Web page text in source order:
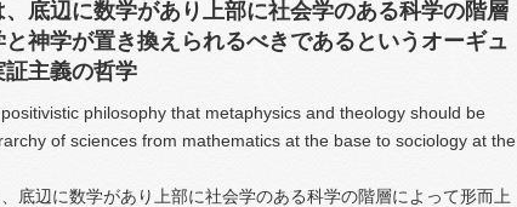
底辺に数学があり上部に社会学のある科学の階層
神学が置き換えられるべきであるというオーギュ
主義の哲学
philosophy that metaphysics and theology should be
of sciences from mathematics at the base to sociology at the
底辺に数学があり上部に社会学のある科学の階層によって形而上